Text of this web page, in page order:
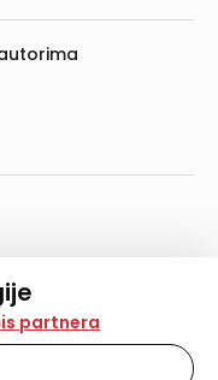
i slične
informacija na
iskustvo,
partnera